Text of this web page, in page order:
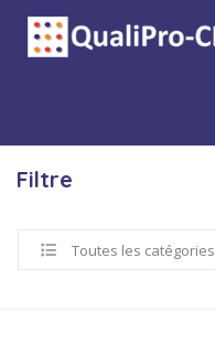
Filtre
Toutes les catégories